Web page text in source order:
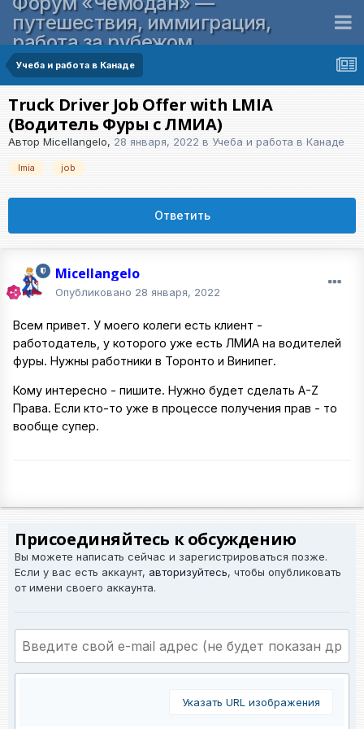
путешествия, иммиграция,
работа за рубежом
Учеба и работа в Канаде
Truck Driver Job Offer with LMIA
(Водитель Фуры с ЛМИА)
Автор Micellangelo, 28 января, 2022 в Учеба и работа в Канаде
lmia job
Ответить
Micellangelo
Опубликовано 28 января, 2022
Всем привет. У моего колеги есть клиент -
работодатель, у которого уже есть ЛМИА на водителей
фуры. Нужны работники в Торонто и Винипег.
Кому интересно - пишите. Нужно будет сделать A-Z
Права. Если кто-то уже в процессе получения прав - то
вообще супер.
Присоединяйтесь к обсуждению
Вы можете написать сейчас и зарегистрироваться позже.
Если у вас есть аккаунт, авторизуйтесь, чтобы опубликовать
от имени своего аккаунта.
Указать URL изображения